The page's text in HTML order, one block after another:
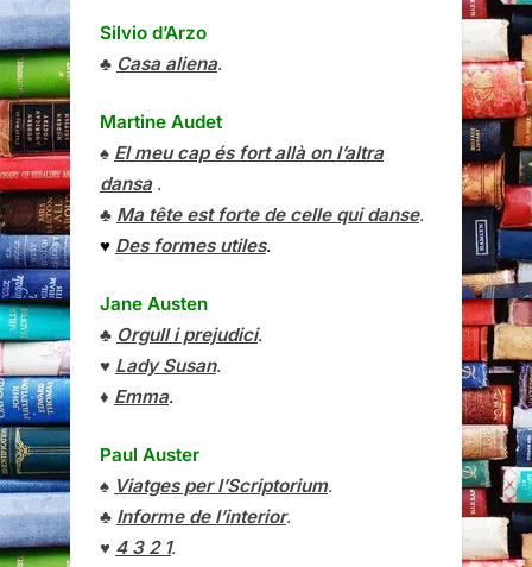
Silvio d’Arzo
♣ Casa aliena.
Martine Audet
♠ El meu cap és fort allà on l’altra
dansa.
♣ Ma tête est forte de celle qui danse.
♥ Des formes utiles.
Jane Austen
♣ Orgull i prejudici.
♥ Lady Susan.
♦ Emma.
Paul Auster
♠ Viatges per l’Scriptorium.
♣ Informe de l’interior.
♥ 4 3 2 1.